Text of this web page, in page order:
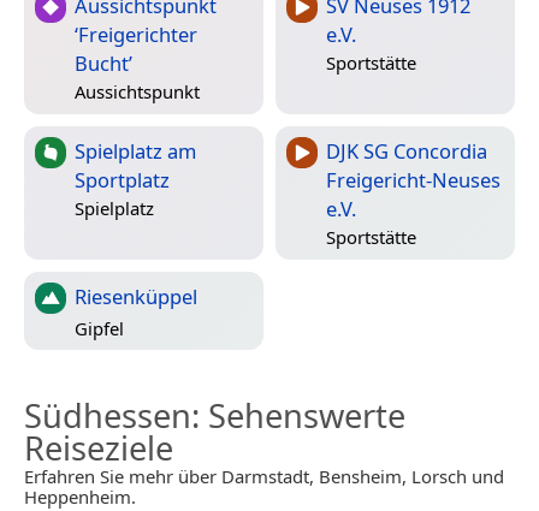
Aussichtspunkt
‘Freigerichter
Bucht’
Aussichtspunkt
SV Neuses 1912
e.V.
Sportstätte
Spielplatz am
Sportplatz
Spielplatz
DJK SG Concordia
Freigericht-Neuses
e.V.
Sportstätte
Riesenküppel
Gipfel
Südhessen: Sehenswerte
Reiseziele
Erfahren Sie mehr über Darmstadt, Bensheim, Lorsch und
Heppenheim.